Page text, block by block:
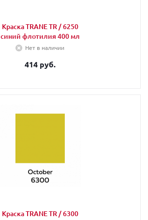
Краска TRANE TR / 6250
синий флотилия 400 мл
Нет в наличии
414 руб.
Краска TRANE TR / 6300